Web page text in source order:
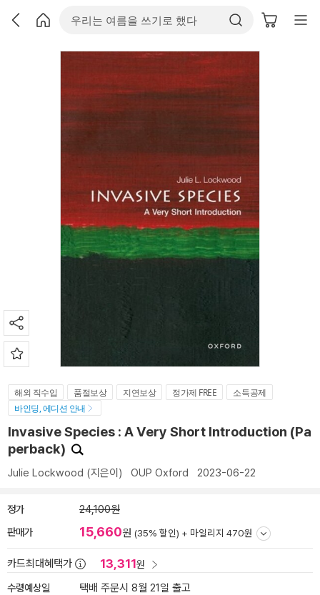
해외 직수입 품절보상 지연보상 정가제 FREE
소득공제
바인딩, 에디션 안내
Invasive Species : A Very Short Introduction (Pa
perback)
Julie Lockwood (지은이) OUP Oxford 2023-06-22
정가 24,100원
판매가 15,660원 (35% 할인) + 마일리지 470원
카드최대혜택가 13,311원
수령예상일
택배 주문시 8월 21일 출고